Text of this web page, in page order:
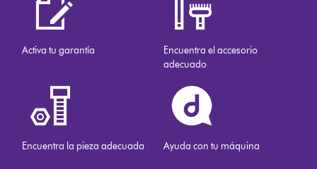
Activa tu garantía
Encuentra el accesorio
adecuado
Encuentra la pieza adecuada Ayuda con tu máquina